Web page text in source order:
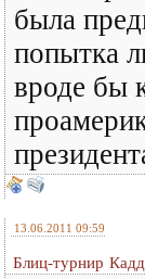
была
попытка
вроде бы
13.06.2011 09:59
Блиц-турнир